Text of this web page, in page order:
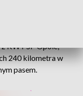
KW PSP Opole,
240 kilometra w
pasem.